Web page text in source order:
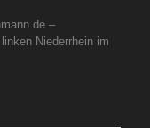
–
Niederrhein im